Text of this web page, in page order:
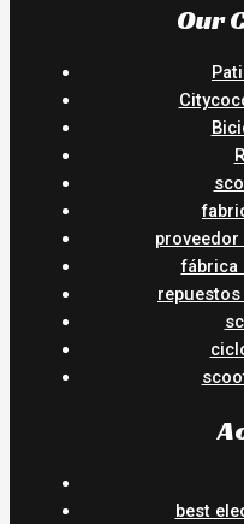
Our
fábrica
best